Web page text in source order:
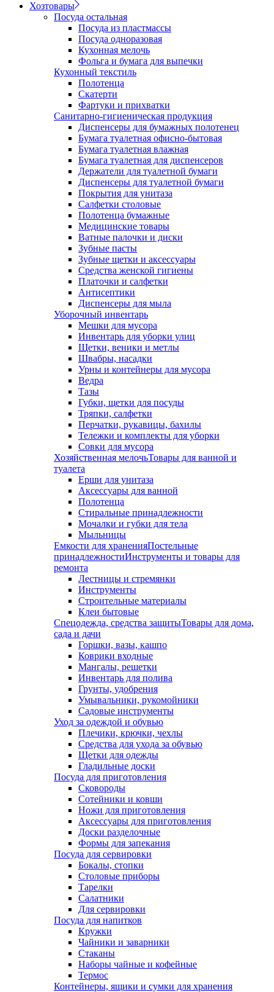
Хозтовары
Посуда остальная
Посуда из пластмассы
Посуда одноразовая
Кухонная мелочь
Фольга и бумага для выпечки
Кухонный текстиль
Полотенца
Скатерти
Фартуки и прихватки
Санитарно-гигиеническая продукция
Диспенсеры для бумажных полотенец
Бумага туалетная офисно-бытовая
Бумага туалетная влажная
Бумага туалетная для диспенсеров
Держатели для туалетной бумаги
Диспенсеры для туалетной бумаги
Покрытия для унитаза
Салфетки столовые
Полотенца бумажные
Медицинские товары
Ватные палочки и диски
Зубные пасты
Зубные щетки и аксессуары
Средства женской гигиены
Платочки и салфетки
Антисептики
Диспенсеры для мыла
Уборочный инвентарь
Мешки для мусора
Инвентарь для уборки улиц
Щетки, веники и метлы
Швабры, насадки
Урны и контейнеры для мусора
Ведра
Тазы
Губки, щетки для посуды
Тряпки, салфетки
Перчатки, рукавицы, бахилы
Тележки и комплекты для уборки
Совки для мусора
Хозяйственная мелочьТовары для ванной и
туалета
Ерши для унитаза
Аксессуары для ванной
Полотенца
Стиральные принадлежности
Мочалки и губки для тела
Мыльницы
Емкости для храненияПостельные
принадлежностиИнструменты и товары для
ремонта
Лестницы и стремянки
Инструменты
Строительные материалы
Клеи бытовые
Спецодежда, средства защитыТовары для дома,
сада и дачи
Горшки, вазы, кашпо
Коврики входные
Мангалы, решетки
Инвентарь для полива
Грунты, удобрения
Умывальники, рукомойники
Садовые инструменты
Уход за одеждой и обувью
Плечики, крючки, чехлы
Средства для ухода за обувью
Щетки для одежды
Гладильные доски
Посуда для приготовления
Сковороды
Сотейники и ковши
Ножи для приготовления
Аксессуары для приготовления
Доски разделочные
Формы для запекания
Посуда для сервировки
Бокалы, стопки
Столовые приборы
Тарелки
Салатники
Для сервировки
Посуда для напитков
Кружки
Чайники и заварники
Стаканы
Наборы чайные и кофейные
Термос
Контейнеры, ящики и сумки для хранения